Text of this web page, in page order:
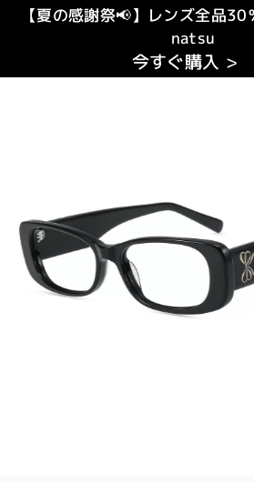
【夏の感謝祭📢】レンズ全品
natsu
今すぐ購入 >